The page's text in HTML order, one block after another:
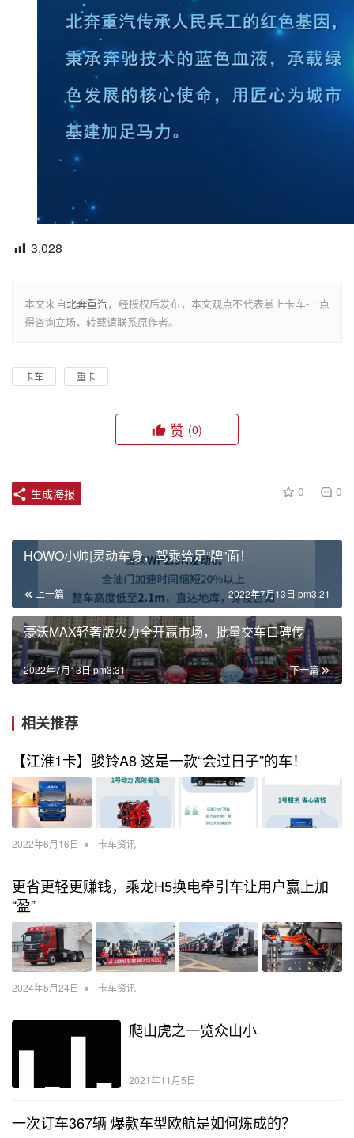
3,028
本文来自北奔重汽，经授权后发布，本文观点不代表掌上卡车-一点
得咨询立场，转载请联系原作者。
卡车 重卡
赞 (0)
0 0
生成海报
HOWO小帅|灵动车身，驾乘给足“牌”面！
上一篇 2022年7月13日 pm3:21
豪沃MAX轻奢版火力全开赢市场，批量交车口碑传
下一篇
2022年7月13日 pm3:31
相关推荐
【江淮1卡】骏铃A8 这是一款“会过日子”的车！
2022年6月16日 • 卡车资讯
更省更轻更赚钱，乘龙H5换电牵引车让用户赢上加
“盈”
2024年5月24日 • 卡车资讯
爬山虎之一览众山小
2021年11月5日
一次订车367辆 爆款车型欧航是如何炼成的？